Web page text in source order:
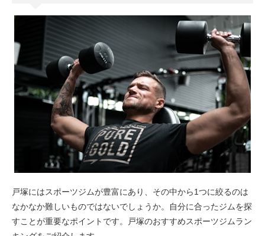
戸塚にはスポーツジムが豊富にあり、その中から1つに絞るのは
なかなか難しいものではないでしょうか。自分に合ったジムを探
すことが重要なポイントです。戸塚のおすすめスポーツジムラン